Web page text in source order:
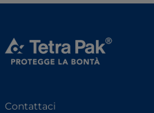
Contattaci